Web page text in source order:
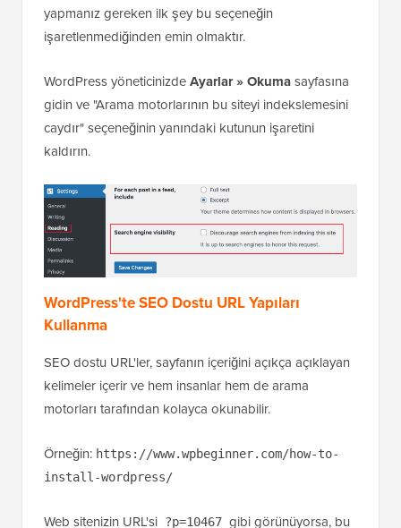
yapmanız gereken ilk şey bu seçeneğin
işaretlenmediğinden emin olmaktır.
WordPress yöneticinizdeAyarlar » Okumasayfasına
gidin ve "Arama motorlarının bu siteyi indekslemesini
caydır" seçeneğinin yanındaki kutunun işaretini
kaldırın.
WordPress'te SEO Dostu URL Yapıları
Kullanma
SEO dostu URL'ler, sayfanın içeriğini açıkça açıklayan
kelimeler içerir ve hem insanlar hem de arama
motorları tarafından kolayca okunabilir.
Örneğin: https://www.wpbeginner.com/how-to-
install-wordpress/
Web sitenizin URL'si ?p=10467 gibi görünüyorsa, bu